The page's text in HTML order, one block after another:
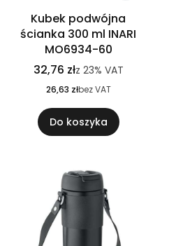
Kubek podwójna
ścianka 300 ml INARI
MO6934-60
32,76 złz 23% VAT
26,63 złbez VAT
Do koszyka